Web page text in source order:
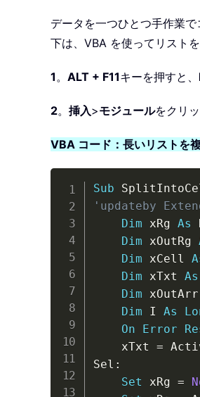
データを一つひとつ手作業
下は、VBA を使ってリスト
1。 ALT + F11キーを押すと、
2。 挿入>モジュールをクリ
VBA コード：長いリストを
Sub
'updateby
Dim xRg As
Dim xOutRg
Dim xCell
Dim xTxt As
Dim xOutArr
Dim I As
On
Error
    xTxt
=
Sel :
Set xRg =